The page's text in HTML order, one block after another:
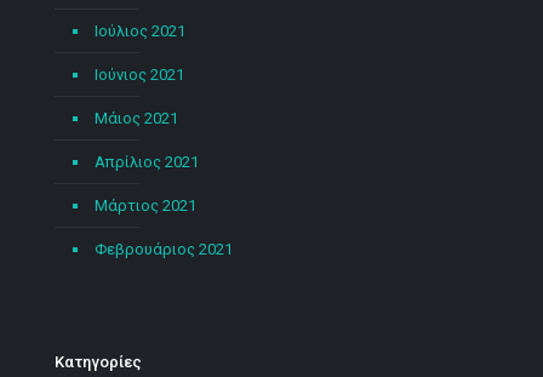
Ιούλιος 2021
Ιούνιος 2021
Μάιος 2021
Απρίλιος 2021
Μάρτιος 2021
Φεβρουάριος 2021
Kατηγορίες